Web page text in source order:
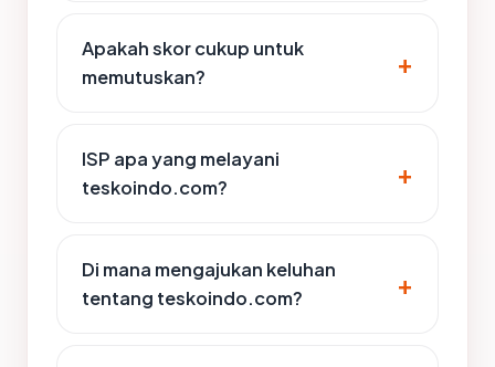
Apakah skor cukup untuk
memutuskan?
ISP apa yang melayani
teskoindo.com?
Di mana mengajukan keluhan
tentang teskoindo.com?